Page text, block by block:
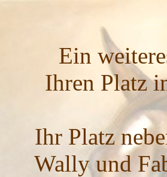
Ein
Ihren Platz
Ihr Platz
Wally und